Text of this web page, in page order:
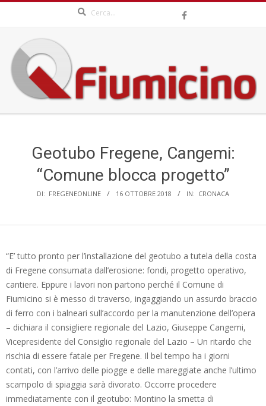
content
QFIUMICINO.COM
Geotubo Fregene, Cangemi:
“Comune blocca progetto”
DI: FREGENEONLINE 16 OTTOBRE 2018 IN: CRONACA
“E’ tutto pronto per l’installazione del geotubo a tutela della costa
di Fregene consumata dall’erosione: fondi, progetto operativo,
cantiere. Eppure i lavori non partono perché il Comune di
Fiumicino si è messo di traverso, ingaggiando un assurdo braccio
di ferro con i balneari sull’accordo per la manutenzione dell’opera
– dichiara il consigliere regionale del Lazio, Giuseppe Cangemi,
Vicepresidente del Consiglio regionale del Lazio – Un ritardo che
rischia di essere fatale per Fregene. Il bel tempo ha i giorni
contati, con l’arrivo delle piogge e delle mareggiate anche l’ultimo
scampolo di spiaggia sarà divorato. Occorre procedere
immediatamente con il geotubo: Montino la smetta di